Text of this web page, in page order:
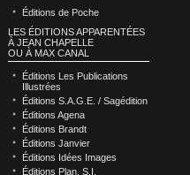
Éditions de Poche
LES ÉDITIONS APPARENTÉES
À JEAN CHAPELLE
OU À MAX CANAL
Éditions Les Publications
Illustrées
Éditions S.A.G.E. / Sagédition
Éditions Agena
Éditions Brandt
Éditions Janvier
Éditions Idées Images
Éditions Plan, S.I.